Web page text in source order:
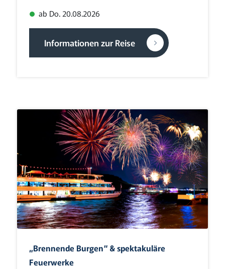
ab Do. 20.08.2026
Informationen zur Reise
„Brennende Burgen“ & spektakuläre
Feuerwerke